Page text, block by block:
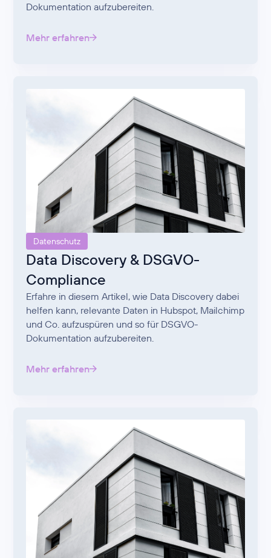
Dokumentation aufzubereiten.
Mehr erfahren
Datenschutz
Data Discovery & DSGVO-
Compliance
Erfahre in diesem Artikel, wie Data Discovery dabei
helfen kann, relevante Daten in Hubspot, Mailchimp
und Co. aufzuspüren und so für DSGVO-
Dokumentation aufzubereiten.
Mehr erfahren